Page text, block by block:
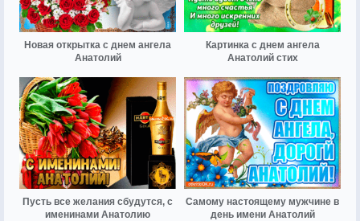
Новая открытка с днем ангела
Анатолий
Картинка с днем ангела
Анатолий стих
Пусть все желания сбудутся, с
именинами Анатолию
Самому настоящему мужчине в
день имени Анатолий